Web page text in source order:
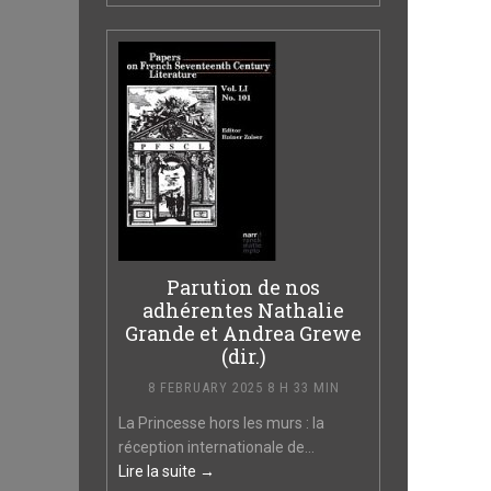
Parution de nos
adhérentes Nathalie
Grande et Andrea Grewe
(dir.)
8 FEBRUARY 2025 8 H 33 MIN
La Princesse hors les murs : la
réception internationale de...
Lire la suite →